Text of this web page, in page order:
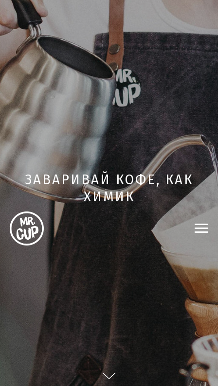
ЗАВАРИВАЙ КОФЕ, КАК
ХИМИК